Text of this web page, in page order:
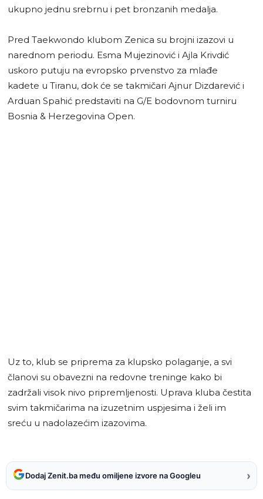
ukupno jednu srebrnu i pet bronzanih medalja.
Pred Taekwondo klubom Zenica su brojni izazovi u
narednom periodu. Esma Mujezinović i Ajla Krivdić
uskoro putuju na evropsko prvenstvo za mlađe
kadete u Tiranu, dok će se takmičari Ajnur Dizdarević i
Arduan Spahić predstaviti na G/E bodovnom turniru
Bosnia & Herzegovina Open.
Uz to, klub se priprema za klupsko polaganje, a svi
članovi su obavezni na redovne treninge kako bi
zadržali visok nivo pripremljenosti. Uprava kluba čestita
svim takmičarima na izuzetnim uspjesima i želi im
sreću u nadolazećim izazovima.
Dodaj Zenit.ba među omiljene izvore na Googleu ›